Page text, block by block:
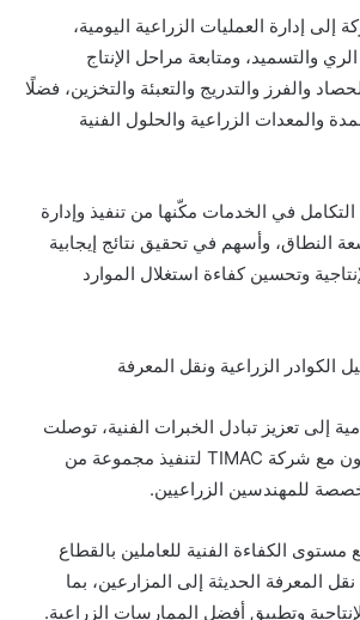
إدارة العمليات الزراعية اليومية،
والتسميد، ومتابعة مراحل الإنتاج
والفرز والتدريج والتعبئة والتخزين، فضلًا
والمعدات الزراعية والحلول الفنية
في الخدمات مكّنها من تنفيذ وإدارة
النطاق، وأسهم في تحقيق نتائج إيجابية
وتحسين كفاءة استغلال الموارد
إلى تعزيز تبادل الخبرات الفنية، توصلت
دالتكس إلى اتفاق تعاون مع شركة TIMAC لتنفيذ مجموعة من
للمهندسين الزراعيين.
الكفاءة الفنية للعاملين بالقطاع
المعرفة الحديثة إلى المزارعين، بما
وتطبيق أفضل الممارسات الزراعية.